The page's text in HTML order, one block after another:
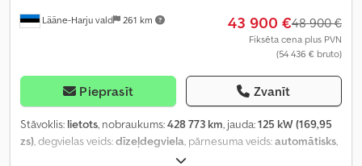
Lääne-Harju vald 261 km 43 900 €48 900 €
Fiksēta cena plus PVN
(54 436 € bruto)
Pieprasīt Zvanīt
Stāvoklis: lietots, nobraukums:428 773 km, jauda:125 kW (169,95
zs) , degvielas veids:dīzeļdegviela , pārnesuma veids:automātisks
, pirmā reģistrācija: